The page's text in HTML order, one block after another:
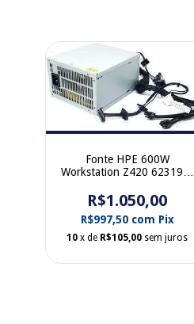
Fonte HPE 600W
Workstation Z420 623193-
R$1.050,00
R$997,50 com Pix
10 x de R$105,00 sem juros